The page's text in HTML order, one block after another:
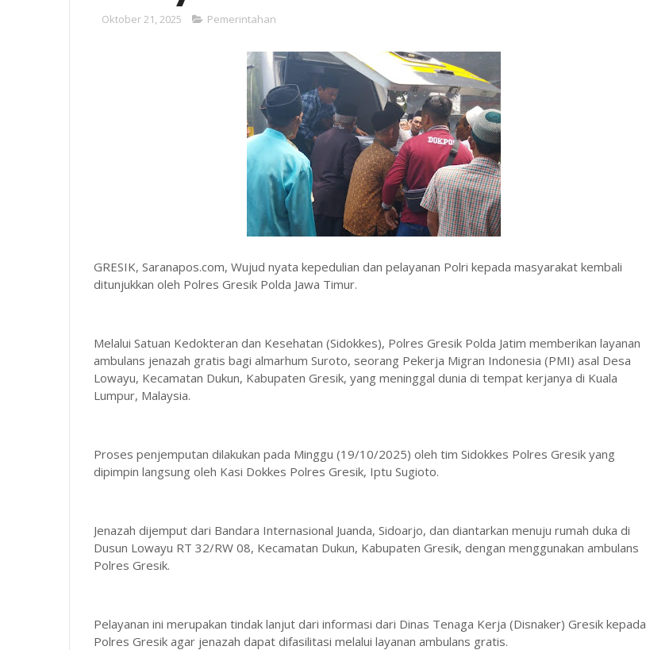
Oktober 21, 2025 Pemerintahan
GRESIK, Saranapos.com, Wujud nyata kepedulian dan pelayanan Polri kepada masyarakat kembali
ditunjukkan oleh Polres Gresik Polda Jawa Timur.
Melalui Satuan Kedokteran dan Kesehatan (Sidokkes), Polres Gresik Polda Jatim memberikan layanan
ambulans jenazah gratis bagi almarhum Suroto, seorang Pekerja Migran Indonesia (PMI) asal Desa
Lowayu, Kecamatan Dukun, Kabupaten Gresik, yang meninggal dunia di tempat kerjanya di Kuala
Lumpur, Malaysia.
Proses penjemputan dilakukan pada Minggu (19/10/2025) oleh tim Sidokkes Polres Gresik yang
dipimpin langsung oleh Kasi Dokkes Polres Gresik, Iptu Sugioto.
Jenazah dijemput dari Bandara Internasional Juanda, Sidoarjo, dan diantarkan menuju rumah duka di
Dusun Lowayu RT 32/RW 08, Kecamatan Dukun, Kabupaten Gresik, dengan menggunakan ambulans
Polres Gresik.
Pelayanan ini merupakan tindak lanjut dari informasi dari Dinas Tenaga Kerja (Disnaker) Gresik kepada
Polres Gresik agar jenazah dapat difasilitasi melalui layanan ambulans gratis.